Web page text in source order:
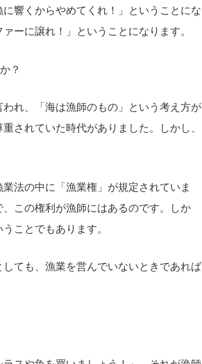
響くからやめてくれ！」ということにな
ーに譲れ！」ということになります。
？
れ、「海は漁師のもの」という考え方が
されていた時代がありました。しかし、
法の中に「漁業権」が規定されていま
この権利が漁師にはあるのです。しか
ことでもあります。
ても、漁業を営んでいないときであれば